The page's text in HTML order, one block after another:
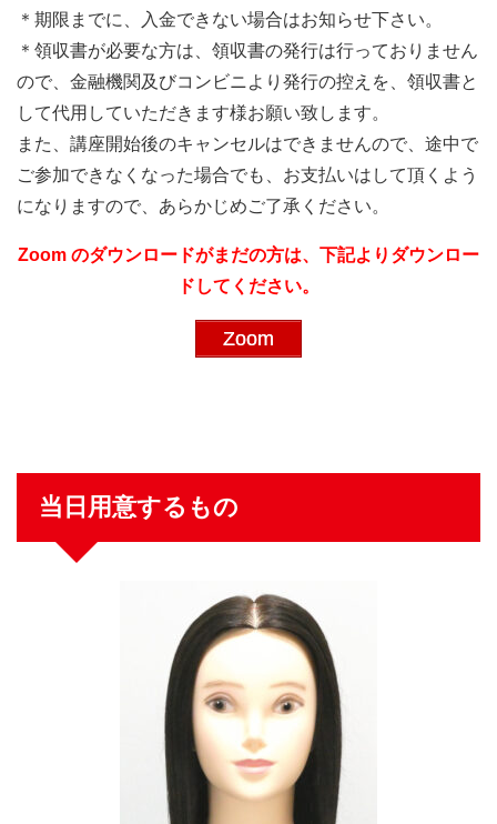
＊期限までに、入金できない場合はお知らせ下さい。
＊領収書が必要な方は、領収書の発行は行っておりません
ので、金融機関及びコンビニより発行の控えを、領収書と
して代用していただきます様お願い致します。
また、講座開始後のキャンセルはできませんので、途中で
ご参加できなくなった場合でも、お支払いはして頂くよう
になりますので、あらかじめご了承ください。
Zoom のダウンロードがまだの方は、下記よりダウンロー
ドしてください。
Zoom
当日用意するもの